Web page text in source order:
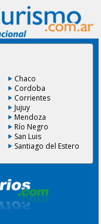
Chaco
Cordoba
Corrientes
Jujuy
Mendoza
Río Negro
San Luis
Santiago del Estero